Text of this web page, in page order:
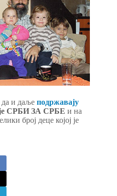
и даље подржавају
СРБИ ЗА СРБЕ и на
број деце којој је